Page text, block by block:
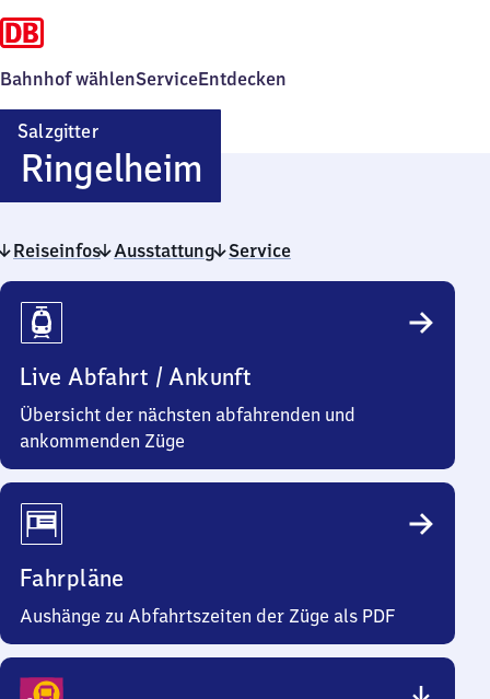
Bahnhof wählenServiceEntdecken
Salzgitter
RingelheimSalzgitter-
Ringelheim
Reiseinfos Ausstattung Service
Reiseinfos
Live Abfahrt / Ankunft
Übersicht der nächsten abfahrenden und
ankommenden Züge
Fahrpläne
Aushänge zu Abfahrtszeiten der Züge als PDF